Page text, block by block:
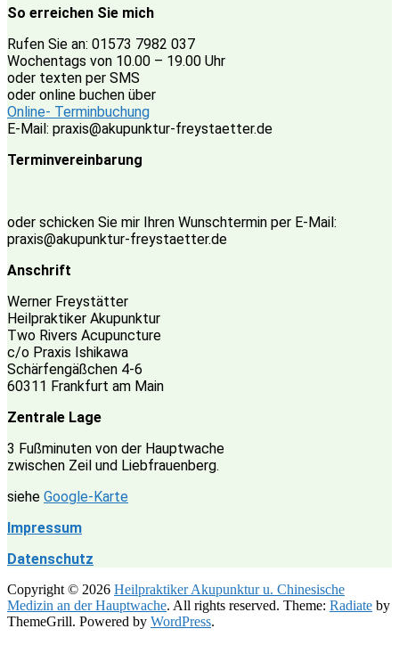
So erreichen Sie mich
Rufen Sie an: 01573 7982 037
Wochentags von 10.00 – 19.00 Uhr
oder texten per SMS
oder online buchen über
Online- Terminbuchung
E-Mail: praxis@akupunktur-freystaetter.de
Terminvereinbarung
oder schicken Sie mir Ihren Wunschtermin per E-Mail:
praxis@akupunktur-freystaetter.de
Anschrift
Werner Freystätter
Heilpraktiker Akupunktur
Two Rivers Acupuncture
c/o Praxis Ishikawa
Schärfengäßchen 4-6
60311 Frankfurt am Main
Zentrale Lage
3 Fußminuten von der Hauptwache
zwischen Zeil und Liebfrauenberg.
siehe Google-Karte
Impressum
Datenschutz
Copyright © 2026 Heilpraktiker Akupunktur u. Chinesische
Medizin an der Hauptwache. All rights reserved. Theme: Radiate by
ThemeGrill. Powered by WordPress.